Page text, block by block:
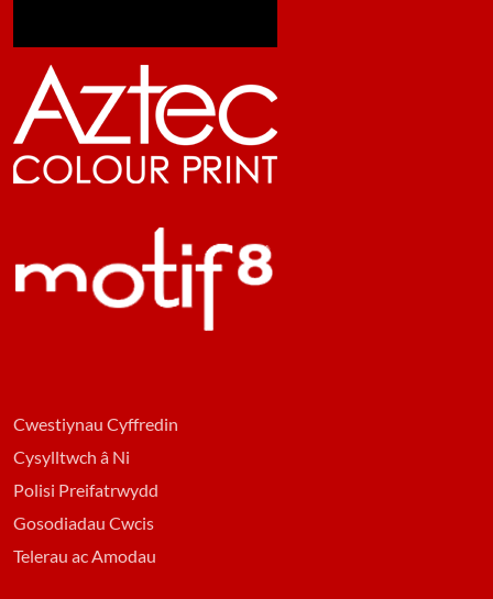
Cwestiynau Cyffredin
Cysylltwch â Ni
Polisi Preifatrwydd
Gosodiadau Cwcis
Telerau ac Amodau